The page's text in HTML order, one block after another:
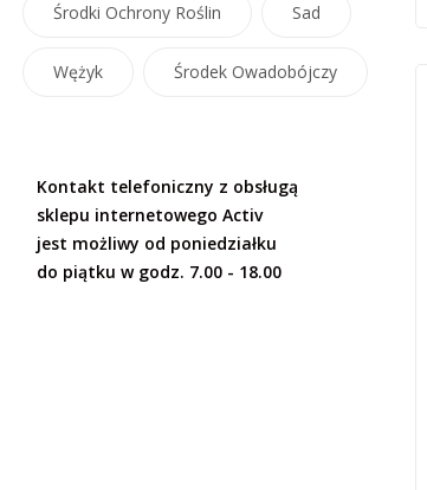
Środki Ochrony Roślin Sad
Wężyk Środek Owadobójczy
Kontakt telefoniczny z obsługą
sklepu internetowego Activ
jest możliwy od poniedziałku
do piątku w godz. 7.00 - 18.00